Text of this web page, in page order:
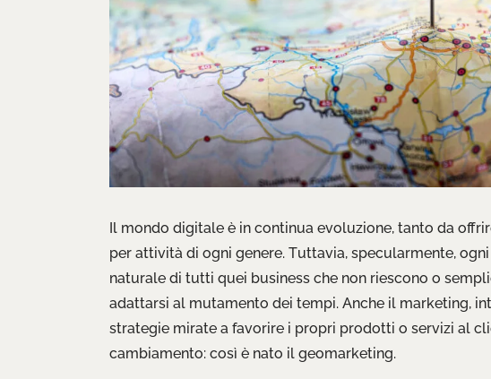
Il mondo digitale è in continua evoluzione, tanto da
per attività di ogni genere. Tuttavia, specularmente,
naturale di tutti quei business che non riescono o
adattarsi al mutamento dei tempi. Anche il marketing,
strategie mirate a favorire i propri prodotti o servizi al
cambiamento: così è nato il geomarketing.